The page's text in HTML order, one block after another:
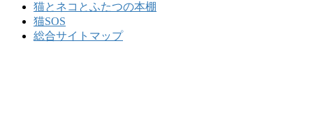
猫とネコとふたつの本棚
猫SOS
総合サイトマップ